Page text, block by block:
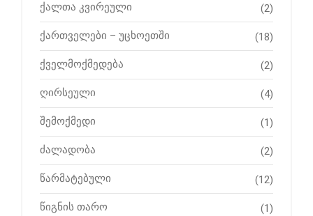
ქალთა კვირეული (2)
ქართველები – უცხოეთში (18)
ქველმოქმედება (2)
ღირსეული (4)
შემოქმედი (1)
ძალადობა (2)
წარმატებული (12)
წიგნის თარო (1)